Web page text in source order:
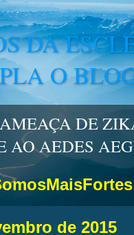
DA
O
DE
AO AEDES
de 2015